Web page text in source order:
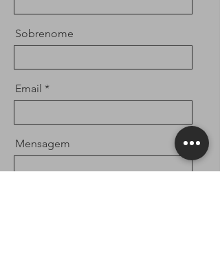
Sobrenome
Email
Mensagem